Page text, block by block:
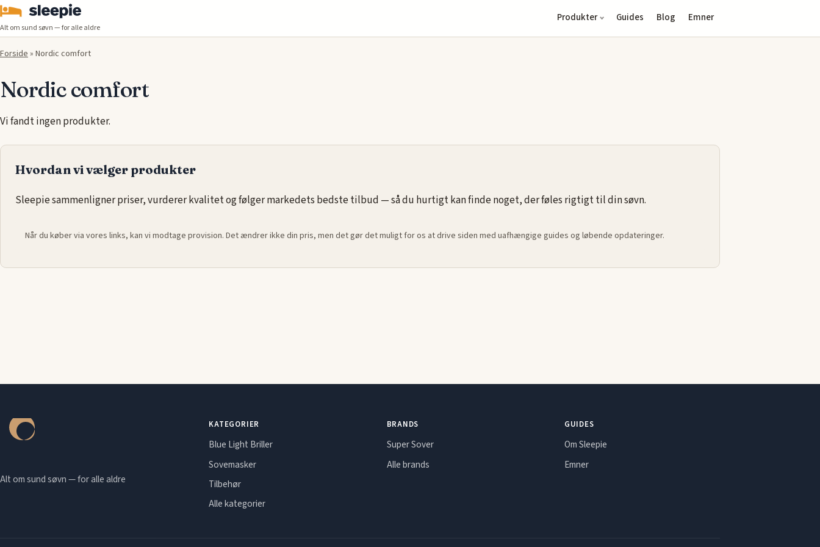
Alt om sund søvn — for alle aldre
Produkter Guides Blog Emner
Forside» Nordic comfort
Nordic comfort
Vi fandt ingen produkter.
Hvordan vi vælger produkter
Sleepie sammenligner priser, vurderer kvalitet og følger markedets bedste tilbud — så du hurtigt kan finde noget, der føles rigtigt til din søvn.
Når du køber via vores links, kan vi modtage provision. Det ændrer ikke din pris, men det gør det muligt for os at drive siden med uafhængige guides og løbende opdateringer.
Alt om sund søvn — for alle aldre
KATEGORIER
Blue Light Briller
Sovemasker
Tilbehør
Alle kategorier
BRANDS
Super Sover
Alle brands
GUIDES
Om Sleepie
Emner